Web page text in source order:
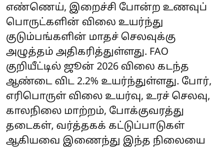
எண்ணெய், இறைச்சி போன்ற உணவுப்
பொருட்களின் விலை உயர்ந்து
குடும்பங்களின் மாதச் செலவுக்கு
அழுத்தம் அதிகரித்துள்ளது. FAO
குறியீட்டில் ஜூன் 2026 விலை கடந்த
ஆண்டை விட 2.2% உயர்ந்துள்ளது. போர்,
எரிபொருள் விலை உயர்வு, உரச் செலவு,
காலநிலை மாற்றம், போக்குவரத்து
தடைகள், வர்த்தகக் கட்டுப்பாடுகள்
ஆகியவை இணைந்து இந்த நிலையை